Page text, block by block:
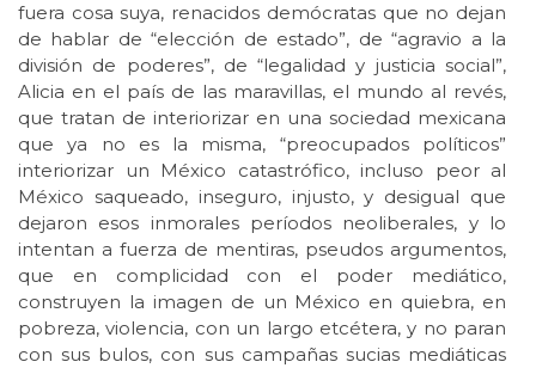
fuera cosa suya, renacidos demócratas que no dejan
de hablar de “elección de estado”, de “agravio a la
división de poderes”, de “legalidad y justicia social”,
Alicia en el país de las maravillas, el mundo al revés,
que tratan de interiorizar en una sociedad mexicana
que ya no es la misma, “preocupados políticos”
interiorizar un México catastrófico, incluso peor al
México saqueado, inseguro, injusto, y desigual que
dejaron esos inmorales períodos neoliberales, y lo
intentan a fuerza de mentiras, pseudos argumentos,
que en complicidad con el poder mediático,
construyen la imagen de un México en quiebra, en
pobreza, violencia, con un largo etcétera, y no paran
con sus bulos, con sus campañas sucias mediáticas